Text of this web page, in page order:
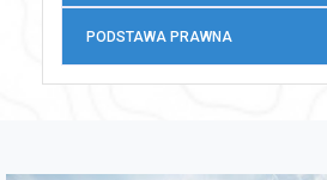
PODSTAWA PRAWNA